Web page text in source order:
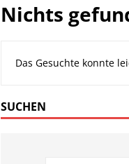
Nichts
Das Gesuchte konnte
SUCHEN